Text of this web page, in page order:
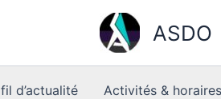
ASDO
fil d’actualité Activités & horaires